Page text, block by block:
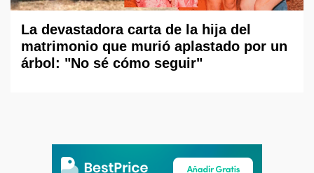
La devastadora carta de la hija del
matrimonio que murió aplastado por un
árbol: "No sé cómo seguir"